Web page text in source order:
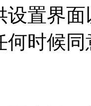
供设置
任何时候